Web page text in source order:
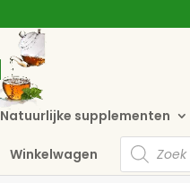
Natuurlijke supplementen
Winkelwagen
Producten
zoeken